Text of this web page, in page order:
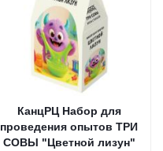
КанцРЦ Набор для
проведения опытов ТРИ
СОВЫ "Цветной лизун"